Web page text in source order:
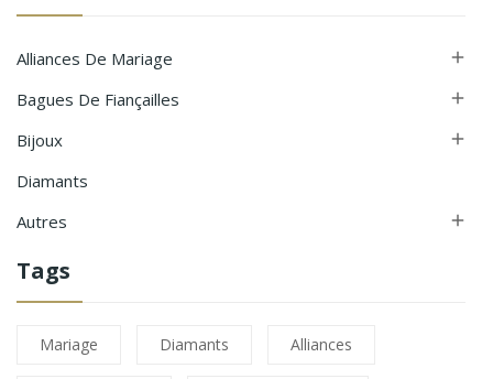
Alliances De Mariage 
Bagues De Fiançailles 
Bijoux 
Diamants
Autres

Tags
Mariage Diamants Alliances